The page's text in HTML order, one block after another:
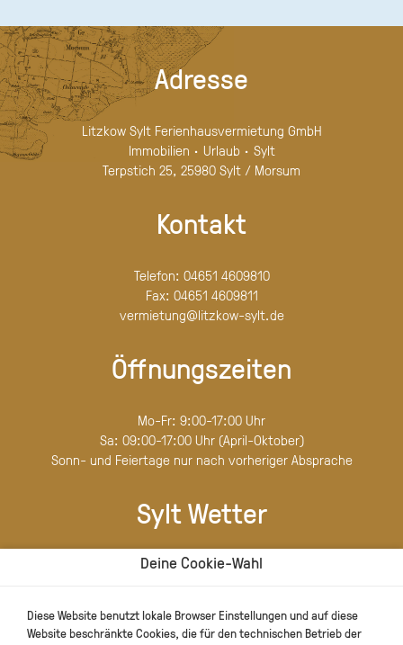
Adresse
Litzkow Sylt Ferienhausvermietung GmbH
Immobilien · Urlaub · Sylt
Terpstich 25, 25980 Sylt / Morsum
Kontakt
Telefon: 04651 4609810
Fax: 04651 4609811
vermietung@litzkow-sylt.de
Öffnungszeiten
Mo-Fr: 9:00-17:00 Uhr
Sa: 09:00-17:00 Uhr (April-Oktober)
Sonn- und Feiertage nur nach vorheriger Absprache
Sylt Wetter
Deine Cookie-Wahl
Diese Website benutzt lokale Browser Einstellungen und auf diese
Website beschränkte Cookies, die für den technischen Betrieb der